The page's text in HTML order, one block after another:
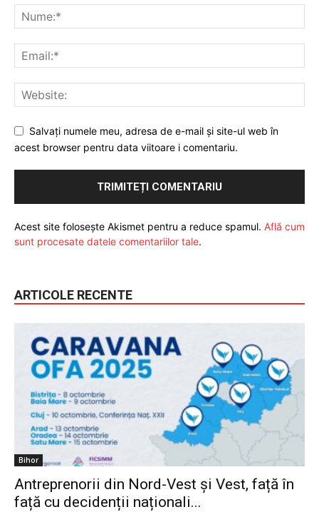
Salvați numele meu, adresa de e-mail și site-ul web în
acest browser pentru data viitoare i comentariu.
Acest site folosește Akismet pentru a reduce spamul. Află cum
sunt procesate datele comentariilor tale.
ARTICOLE RECENTE
Bihor
Antreprenorii din Nord-Vest și Vest, față în
față cu decidenții naționali...